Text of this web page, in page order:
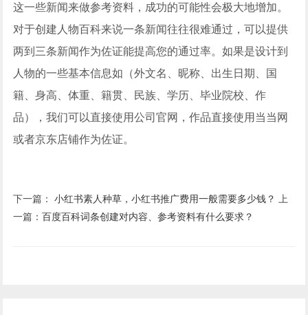
这一些新闻来做参考资料，成功的可能性会极大地增加。
对于创建人物百科来说一条新闻往往很难通过，可以提供
两到三条新闻作为佐证能提高您的通过率。如果是设计到
人物的一些基本信息如（外文名、昵称、出生日期、国
籍、身高、体重、籍贯、民族、学历、毕业院校、作
品），我们可以直接使用公司官网，作品直接使用当当网
或者京东店铺作为佐证。
下一篇： 小红书素人种草，小红书推广费用一般需要多少钱？
上
一篇：百度百科词条创建对内容、参考资料有什么要求？